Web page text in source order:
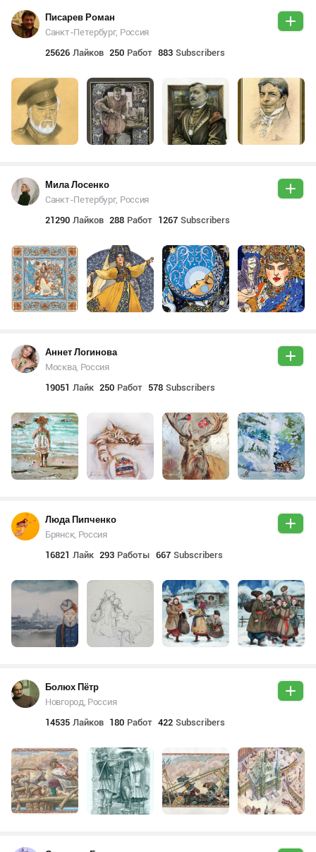
Писарев Роман
Санкт-Петербург, Россия
25626 Лайков 250 Работ 883 Subscribers
Мила Лосенко
Санкт-Петербург, Россия
21290 Лайков 288 Работ 1267 Subscribers
Аннет Логинова
Москва, Россия
19051 Лайк 250 Работ 578 Subscribers
Люда Пипченко
Брянск, Россия
16821 Лайк 293 Работы 667 Subscribers
Болюх Пётр
Новгород, Россия
14535 Лайков 180 Работ 422 Subscribers